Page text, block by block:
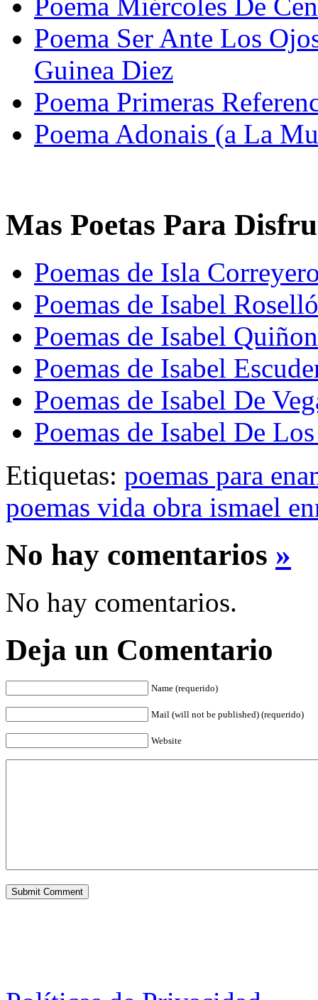
Poema Ser Ante Los
Guinea Diez
Poema Primeras
Poema Adonais (a La
Mas Poetas Para
Poemas de Isla
Poemas de Isabel Roselló
Poemas de Isabel
Poemas de Isabel
Poemas de Isabel De
Poemas de Isabel De
Etiquetas: poemas para
poemas vida obra ismael
No hay comentarios »
No hay comentarios.
Deja un Comentario
Name (requerido)
Mail (will not be published) (requerido)
Website